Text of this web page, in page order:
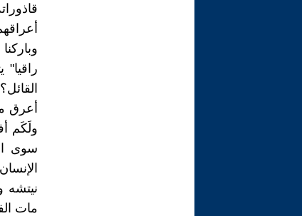
أعرق
ولَكَم
سوى
نيتشه
مات